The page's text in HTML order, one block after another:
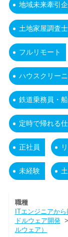
地域未来牽引
土地家屋調査士
フルリモート
ハウスクリー
鉄道乗務員・
定時で帰れる
正社員
未経験
職種
ITエンジニアから
ドルウェア開発>
ルウェア）